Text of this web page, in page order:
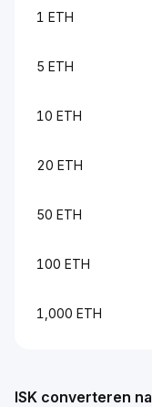
1 ETH
5 ETH
10 ETH
20 ETH
50 ETH
100 ETH
1,000 ETH
ISK converteren